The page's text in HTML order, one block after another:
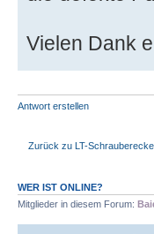
Vielen Dank
Antwort erstellen
Zurück zu LT-Schrauberecke
WER IST ONLINE?
Mitglieder in diesem Forum: